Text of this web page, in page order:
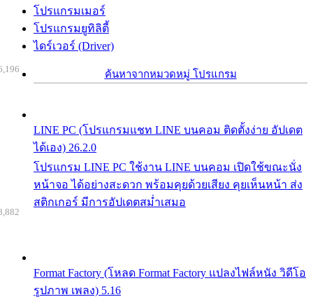
โปรแกรมเมอร์
โปรแกรมยูทิลิตี้
ไดร์เวอร์ (Driver)
ค้นหาจากหมวดหมู่ โปรแกรม
LINE PC (โปรแกรมแชท LINE บนคอม ติดตั้งง่าย อัปเดต
ได้เอง) 26.2.0
โปรแกรม LINE PC ใช้งาน LINE บนคอม เปิดใช้ขณะนั่ง
หน้าจอ ได้อย่างสะดวก พร้อมคุยด้วยเสียง คุยเห็นหน้า ส่ง
สติกเกอร์ มีการอัปเดตสม่ำเสมอ
Format Factory (โหลด Format Factory แปลงไฟล์หนัง วิดีโอ
รูปภาพ เพลง) 5.16